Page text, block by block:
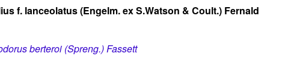
f. lanceolatus (Engelm. ex S.Watson & Coult.) Fernald
berteroi (Spreng.) Fassett